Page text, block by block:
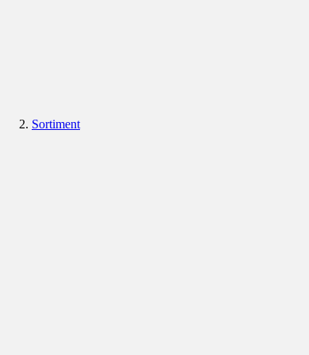
Sortiment